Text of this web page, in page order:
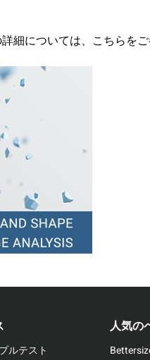
細については、こちらをご
ルテスト
人気の